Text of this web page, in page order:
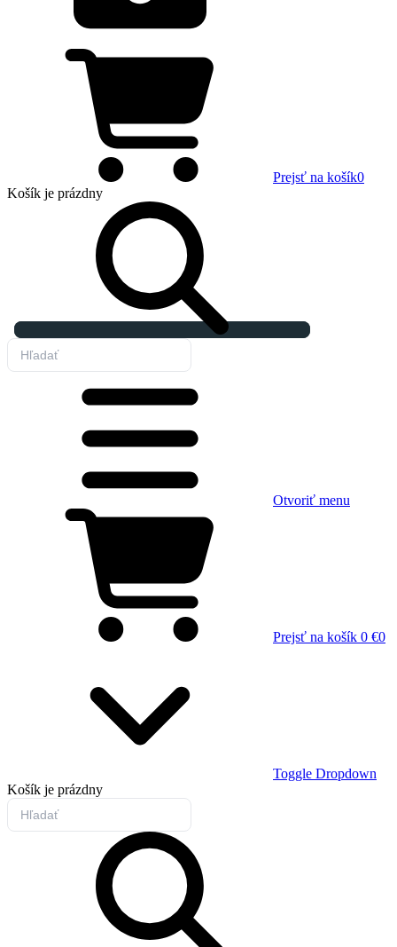
Prejsť na košík0
Košík je prázdny
Otvoriť menu
Prejsť na košík 0 €0
Toggle Dropdown
Košík je prázdny